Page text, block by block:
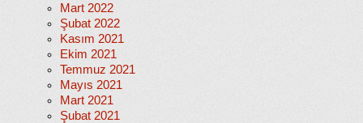
Mart 2022
Şubat 2022
Kasım 2021
Ekim 2021
Temmuz 2021
Mayıs 2021
Mart 2021
Şubat 2021